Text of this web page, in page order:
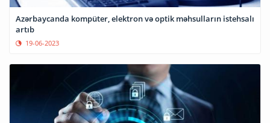
Azərbaycanda kompüter, elektron və optik məhsulların istehsalı
artıb
19-06-2023